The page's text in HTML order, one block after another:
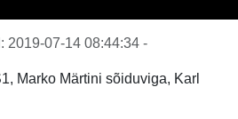
2019-07-14 08:44:34 -
Marko Märtini sõiduviga, Karl